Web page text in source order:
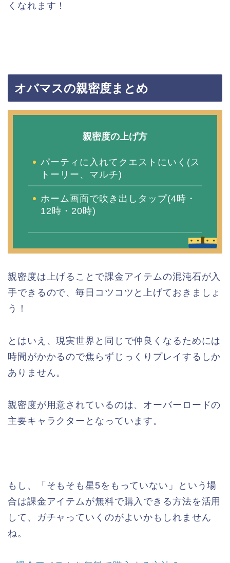
くなれます！
オバマスの親密度まとめ
親密度の上げ方
パーティに入れてクエストにいく(ス
トーリー、マルチ)
ホーム画面で吹き出しタップ(4時・
12時・20時)
親密度は上げることで課金アイテムの混沌石が入
手できるので、毎日コツコツと上げておきましょ
う！
とはいえ、現実世界と同じで仲良くなるためには
時間がかかるので焦らずじっくりプレイするしか
ありません。
親密度が用意されているのは、オーバーロードの
主要キャラクターとなっています。
もし、「そもそも星5をもっていない」という場
合は課金アイテムが無料で購入できる方法を活用
して、ガチャっていくのがよいかもしれません
ね。